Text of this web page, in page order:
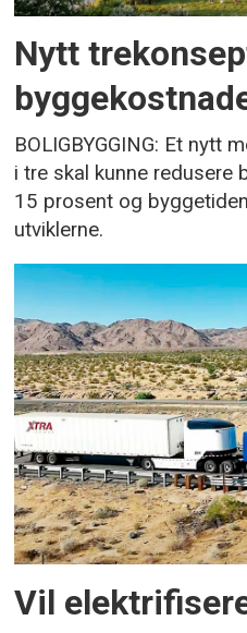
Nytt
BOLIGBYGGING: Et nytt
i tre skal kunne redusere
15 prosent og
utviklerne.
Vil